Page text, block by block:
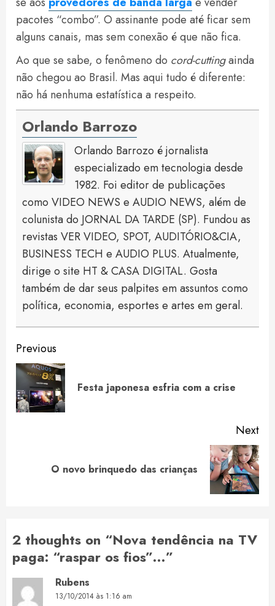
pacotes “combo”. O assinante pode até ficar sem
alguns canais, mas sem conexão é que não fica.
Ao que se sabe, o fenômeno do cord-cuttingainda
não chegou ao Brasil. Mas aqui tudo é diferente:
não há nenhuma estatística a respeito.
Orlando Barrozo
Orlando Barrozo é jornalista
especializado em tecnologia desde
1982. Foi editor de publicações
como VIDEO NEWS e AUDIO NEWS, além de
colunista do JORNAL DA TARDE (SP). Fundou as
revistas VER VIDEO, SPOT, AUDITÓRIO&CIA,
BUSINESS TECH e AUDIO PLUS. Atualmente,
dirige o site HT & CASA DIGITAL. Gosta
também de dar seus palpites em assuntos como
política, economia, esportes e artes em geral.
Continue
Reading
Previous
Festa japonesa esfria com a crise
Next
O novo brinquedo das crianças
2 thoughts on “Nova tendência na TV
paga: “raspar os fios”…”
Rubens
13/10/2014 às 1:16 am